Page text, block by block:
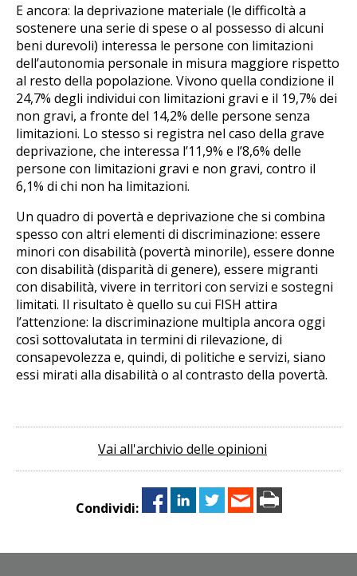
E ancora: la deprivazione materiale (le difficoltà a
sostenere una serie di spese o al possesso di alcuni
beni durevoli) interessa le persone con limitazioni
dell’autonomia personale in misura maggiore rispetto
al resto della popolazione. Vivono quella condizione il
24,7% degli individui con limitazioni gravi e il 19,7% dei
non gravi, a fronte del 14,2% delle persone senza
limitazioni. Lo stesso si registra nel caso della grave
deprivazione, che interessa l’11,9% e l’8,6% delle
persone con limitazioni gravi e non gravi, contro il
6,1% di chi non ha limitazioni.
Un quadro di povertà e deprivazione che si combina
spesso con altri elementi di discriminazione: essere
minori con disabilità (povertà minorile), essere donne
con disabilità (disparità di genere), essere migranti
con disabilità, vivere in territori con servizi e sostegni
limitati. Il risultato è quello su cui FISH attira
l’attenzione: la discriminazione multipla ancora oggi
così sottovalutata in termini di rilevazione, di
consapevolezza e, quindi, di politiche e servizi, siano
essi mirati alla disabilità o al contrasto della povertà.
Vai all'archivio delle opinioni
Condividi: